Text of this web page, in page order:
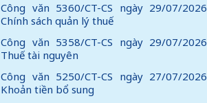
Công văn 5360/CT-CS ngày 29/07/2026
Chính sách quản lý thuế
Công văn 5358/CT-CS ngày 29/07/2026
Thuế tài nguyên
Công văn 5250/CT-CS ngày 27/07/2026
Khoản tiền bổ sung